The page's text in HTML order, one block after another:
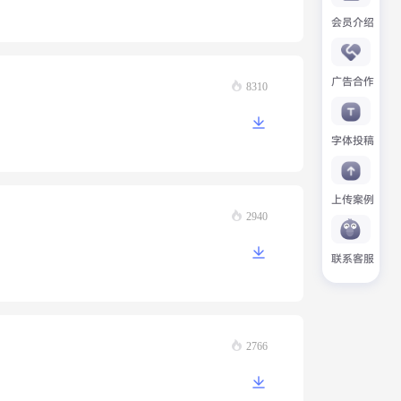
会员介绍
广告合作
字体投稿
上传案例
联系客服
8310
2940
2766